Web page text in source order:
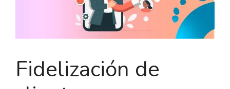
Fidelización de